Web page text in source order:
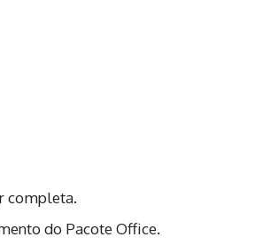
completa.
do Pacote Office.